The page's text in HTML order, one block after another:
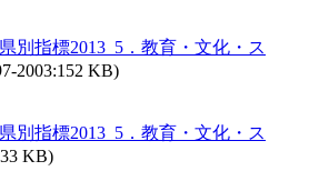
別指標2013_5．教育・文化・ス
2003:152 KB)
別指標2013_5．教育・文化・ス
KB)